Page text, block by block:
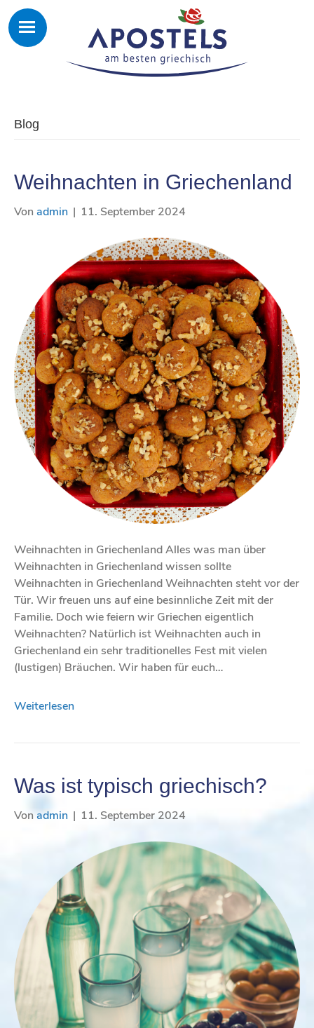
Blog
Weihnachten in Griechenland
Von admin | 11. September 2024
Weihnachten in Griechenland Alles was man über
Weihnachten in Griechenland wissen sollte
Weihnachten in Griechenland Weihnachten steht vor der
Tür. Wir freuen uns auf eine besinnliche Zeit mit der
Familie. Doch wie feiern wir Griechen eigentlich
Weihnachten? Natürlich ist Weihnachten auch in
Griechenland ein sehr traditionelles Fest mit vielen
(lustigen) Bräuchen. Wir haben für euch…
Weiterlesen
Was ist typisch griechisch?
Vonadmin | 11. September 2024